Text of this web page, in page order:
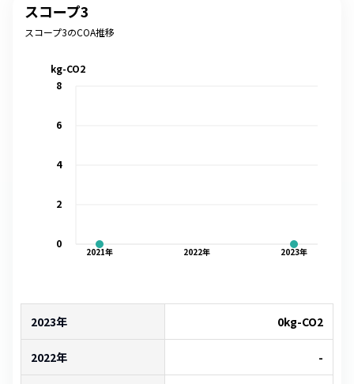
スコープ3
スコープ3のCOA推移
2021年 2022年 2023年
0
2
4
6
8
kg-CO2
2023年 0kg-CO2
2022年 -